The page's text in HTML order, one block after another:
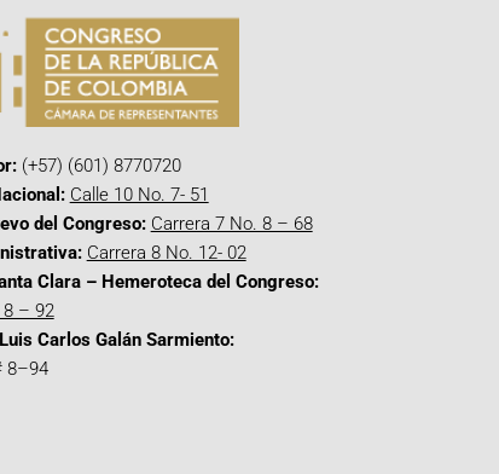
(+57) (601) 8770720
Calle 10 No. 7- 51
del Congreso: Carrera 7 No. 8 – 68
Carrera 8 No. 12- 02
Clara – Hemeroteca del Congreso:
8 – 92
Carlos Galán Sarmiento:
8–94